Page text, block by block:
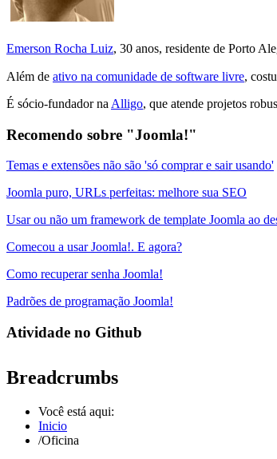
Emerson Rocha Luiz, 30 anos, residente de Porto
Além de ativo na comunidade de software livre,
É sócio-fundador na Alligo, que atende projetos
Recomendo sobre "Joomla!"
Temas e extensões não são 'só comprar e sair usando'
Joomla puro, URLs perfeitas: melhore sua SEO
Usar ou não um framework de template Joomla ao
Comecou a usar Joomla!. E agora?
Como recuperar senha Joomla!
Padrões de programação Joomla!
Atividade no Github
Breadcrumbs
Você está aqui:
Inicio
/Oficina